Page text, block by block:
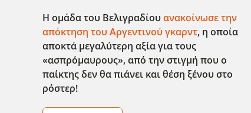
Η ομάδα του Βελιγραδίουανακοίνωσε την
απόκτηση του Αργεντινού γκαρντ, η οποία
αποκτά μεγαλύτερη αξία για τους
«ασπρόμαυρους», από την στιγμή που ο
παίκτης δεν θα πιάνει και θέση ξένου στο
ρόστερ!